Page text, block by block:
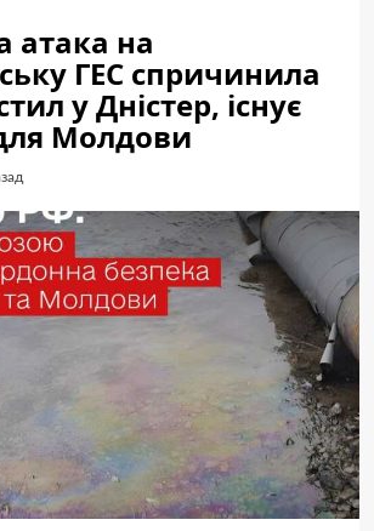
атака на
ГЕС спричинила
у Дністер, існує
Молдови